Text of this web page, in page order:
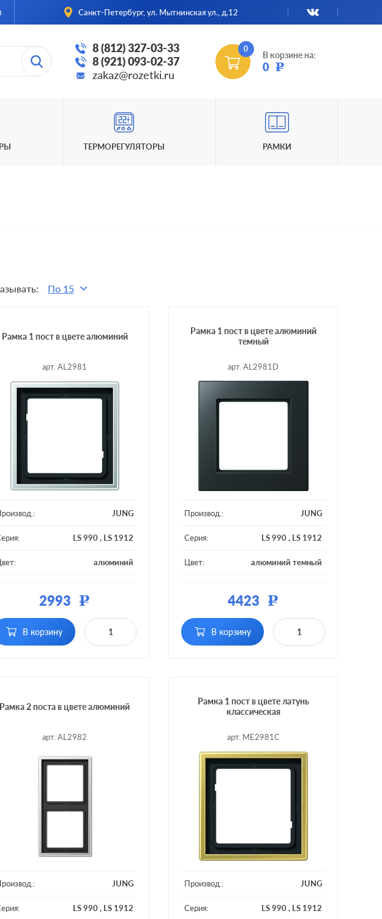
Санкт-Петербург, ул. Мытнинская ул., д.12
8 (812) 327-03-33
8 (921) 093-02-37
zakaz@rozetki.ru
0
В корзине на:
0Р
ТЕРМОРЕГУЛЯТОРЫ РАМКИ
По 15
Рамка 1 пост в цвете алюминий
арт. AL2981
JUNG
LS 990, LS 1912
алюминий
2993 Р
В корзину
Рамка 1 пост в цвете алюминий
темный
арт. AL2981D
Производ.: JUNG
Серия: LS 990, LS 1912
Цвет: алюминий темный
4423 Р
В корзину
Рамка 2 поста в цвете алюминий
арт. AL2982
JUNG
LS 990, LS 1912
Рамка 1 пост в цвете латунь
классическая
арт. ME2981C
Производ.: JUNG
Серия: LS 990, LS 1912